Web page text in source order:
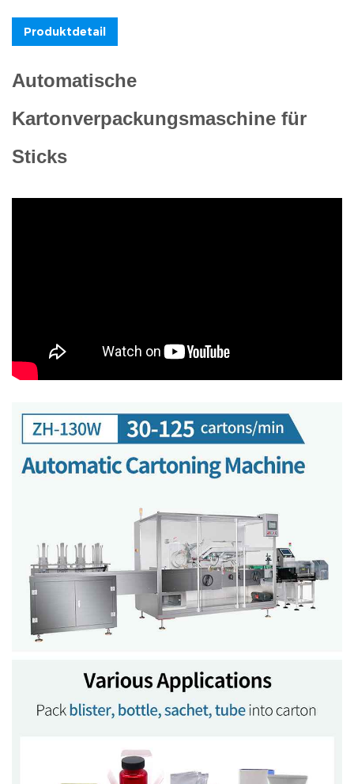
Produktdetail
Automatische
Kartonverpackungsmaschine für
Sticks